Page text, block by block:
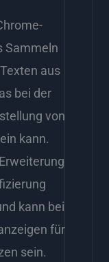
Sammeln
aus
bei der
von
kann.
kann bei
für
sein.